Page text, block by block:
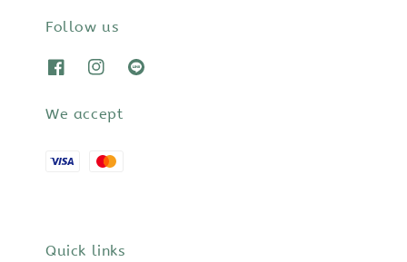
Follow us
We accept
Quick links